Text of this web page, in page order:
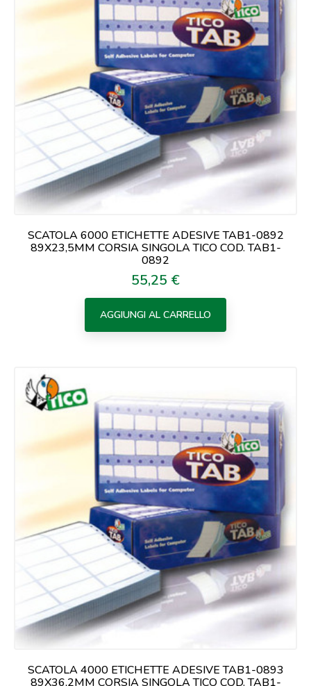
SCATOLA 6000 ETICHETTE ADESIVE TAB1-0892
89X23,5MM CORSIA SINGOLA TICO COD. TAB1-
0892
Prezzo
55,25 €
AGGIUNGI AL CARRELLO
SCATOLA 4000 ETICHETTE ADESIVE TAB1-0893
89X36,2MM CORSIA SINGOLA TICO COD. TAB1-